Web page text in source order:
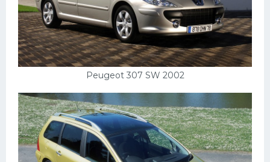
Peugeot 307 SW 2002